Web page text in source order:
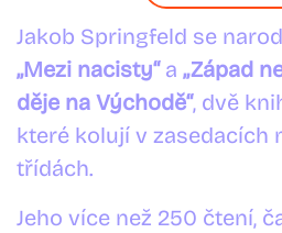
Jakob Springfeld se
„Mezi nacisty“a „Západ
děje na Východě“, dvě
které kolují v zasedacích
třídách.
Jeho více než 250 čtení,